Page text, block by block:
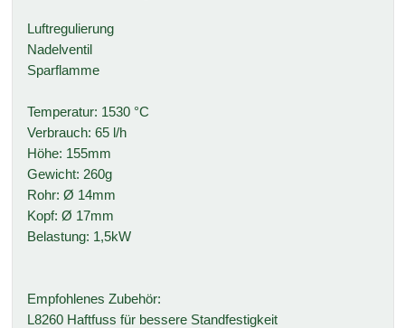
Luftregulierung
Nadelventil
Sparflamme
Temperatur: 1530 °C
Verbrauch: 65 l/h
Höhe: 155mm
Gewicht: 260g
Rohr: Ø 14mm
Kopf: Ø 17mm
Belastung: 1,5kW
Empfohlenes Zubehör:
L8260 Haftfuss für bessere Standfestigkeit